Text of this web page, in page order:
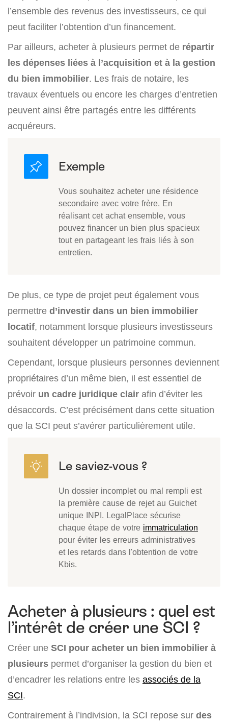
l’ensemble des revenus des investisseurs, ce qui
peut faciliter l’obtention d’un financement.
Par ailleurs, acheter à plusieurs permet de répartir
les dépenses liées à l’acquisition et à la gestion
du bien immobilier. Les frais de notaire, les
travaux éventuels ou encore les charges d’entretien
peuvent ainsi être partagés entre les différents
acquéreurs.
Vous souhaitez acheter une résidence
secondaire avec votre frère. En
réalisant cet achat ensemble, vous
pouvez financer un bien plus spacieux
tout en partageant les frais liés à son
entretien.
De plus, ce type de projet peut également vous
permettre d’investir dans un bien immobilier
locatif, notamment lorsque plusieurs investisseurs
souhaitent développer un patrimoine commun.
Cependant, lorsque plusieurs personnes deviennent
propriétaires d’un même bien, il est essentiel de
prévoir un cadre juridique clair afin d’éviter les
désaccords. C’est précisément dans cette situation
que la SCI peut s’avérer particulièrement utile.
Un dossier incomplet ou mal rempli est
la première cause de rejet au Guichet
unique INPI. LegalPlace sécurise
chaque étape de votre immatriculation
pour éviter les erreurs administratives
et les retards dans l'obtention de votre
Kbis.
Acheter à plusieurs : quel est
l’intérêt de créer une SCI ?
Créer une SCI pour acheter un bien immobilier à
plusieurs permet d’organiser la gestion du bien et
d’encadrer les relations entre les associés de la
SCI.
Contrairement à l’indivision, la SCI repose sur des